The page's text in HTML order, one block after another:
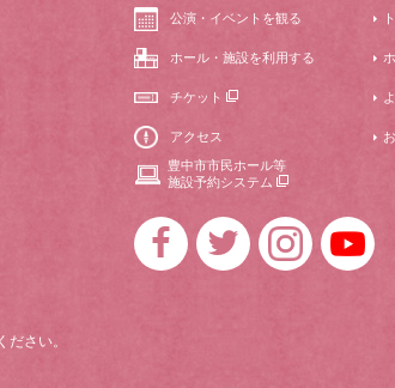
さい。
公演・イベントを観る
ホール・施設を利用する
チケット
アクセス
豊中市市民ホール等
施設予約システム